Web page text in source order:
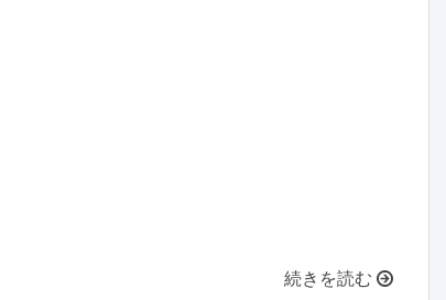
続きを読む